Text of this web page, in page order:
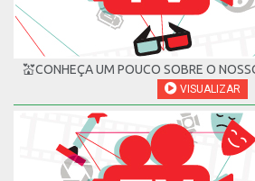
💒CONHEÇA UM POUCO SOBRE O
VISUALIZAR